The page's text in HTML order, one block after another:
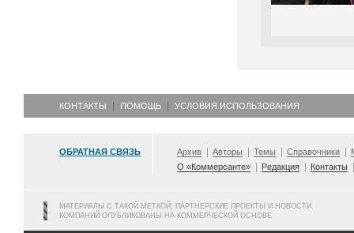
КОНТАКТЫ ПОМОЩЬ УСЛОВИЯ ИСПОЛЬЗОВАНИЯ
ОБРАТНАЯ СВЯЗЬ Архив Авторы Темы Справочники
О «Коммерсанте»
Редакция Контакты
МАТЕРИАЛЫ С ТАКОЙ МЕТКОЙ, ПАРТНЕРСКИЕ ПРОЕКТЫ И НОВОСТИ
КОМПАНИЙ ОПУБЛИКОВАНЫ НА КОММЕРЧЕСКОЙ ОСНОВЕ